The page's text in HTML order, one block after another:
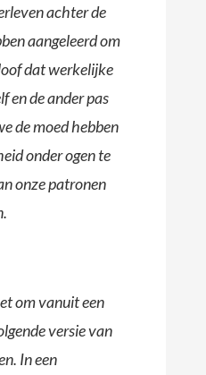
achter de
aangeleerd om
dat werkelijke
en de ander pas
de moed hebben
onder ogen te
onze patronen
om vanuit een
versie van
In een